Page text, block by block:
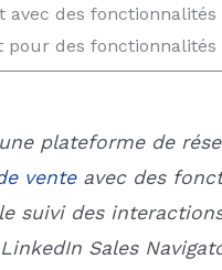
avec des
pour des
plateforme de
venteavec des
suivi des
Sales